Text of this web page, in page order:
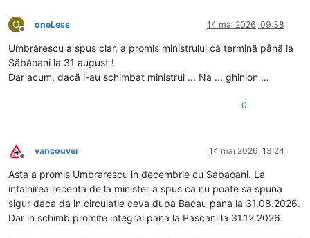
O
Deconectat
oneLess 14 mai 2026, 09:38
Umbrărescu a spus clar, a promis ministrului că termină până la
Săbăoani la 31 august !
Dar acum, dacă i-au schimbat ministrul ... Na ... ghinion ...
0
Deconectat
vancouver 14 mai 2026, 13:24
Asta a promis Umbrarescu in decembrie cu Sabaoani. La
intalnirea recenta de la minister a spus ca nu poate sa spuna
sigur daca da in circulatie ceva dupa Bacau pana la 31.08.2026.
Dar in schimb promite integral pana la Pascani la 31.12.2026.